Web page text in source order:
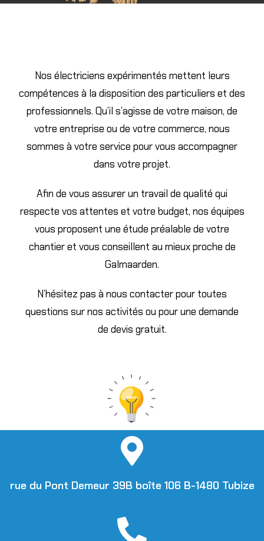
Nos électriciens expérimentés mettent leurs
compétences à la disposition des particuliers et des
professionnels. Qu’il s’agisse de votre maison, de
votre entreprise ou de votre commerce, nous
sommes à votre service pour vous accompagner
dans votre projet.
Afin de vous assurer un travail de qualité qui
respecte vos attentes et votre budget, nos équipes
vous proposent une étude préalable de votre
chantier et vous conseillent au mieux proche de
Galmaarden.
N’hésitez pas à nous contacter pour toutes
questions sur nos activités ou pour une demande
de devis gratuit.
rue du Pont Demeur 39B boîte 106 B-1480 Tubize